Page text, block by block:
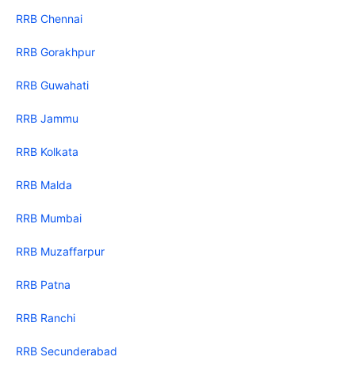
RRB Chennai
RRB Gorakhpur
RRB Guwahati
RRB Jammu
RRB Kolkata
RRB Malda
RRB Mumbai
RRB Muzaffarpur
RRB Patna
RRB Ranchi
RRB Secunderabad